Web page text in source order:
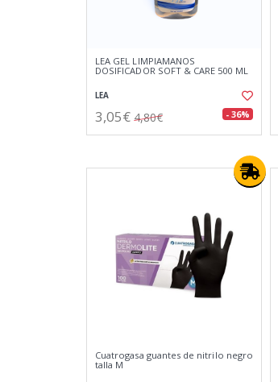
LEA GEL LIMPIAMANOS
DOSIFICADOR SOFT & CARE 500 ML
LEA
3,05€ 4,80€ - 36%
Cuatrogasa guantes de nitrilo negro
talla M